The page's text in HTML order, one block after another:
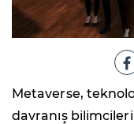
Metaverse,
davranış